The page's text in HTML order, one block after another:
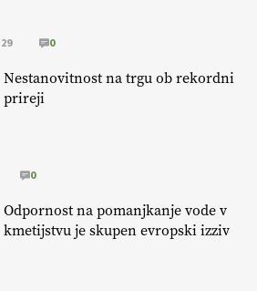
0
Nestanovitnost na trgu ob rekordni
prireji
0
Odpornost na pomanjkanje vode v
kmetijstvu je skupen evropski izziv